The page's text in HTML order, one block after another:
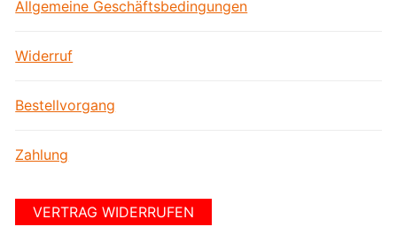
Allgemeine Geschäftsbedingungen
Widerruf
Bestellvorgang
Zahlung
VERTRAG WIDERRUFEN